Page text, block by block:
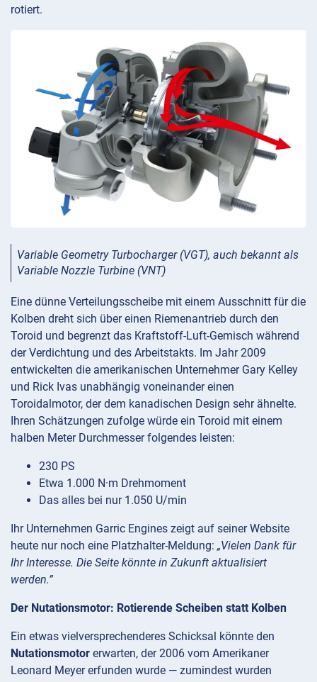
rotiert.
Variable Geometry Turbocharger (VGT), auch bekannt als
Variable Nozzle Turbine (VNT)
Eine dünne Verteilungsscheibe mit einem Ausschnitt für die
Kolben dreht sich über einen Riemenantrieb durch den
Toroid und begrenzt das Kraftstoff-Luft-Gemisch während
der Verdichtung und des Arbeitstakts. Im Jahr 2009
entwickelten die amerikanischen Unternehmer Gary Kelley
und Rick Ivas unabhängig voneinander einen
Toroidalmotor, der dem kanadischen Design sehr ähnelte.
Ihren Schätzungen zufolge würde ein Toroid mit einem
halben Meter Durchmesser folgendes leisten:
230 PS
Etwa 1.000 N·m Drehmoment
Das alles bei nur 1.050 U/min
Ihr Unternehmen Garric Engines zeigt auf seiner Website
heute nur noch eine Platzhalter-Meldung: „Vielen Dank für
Ihr Interesse. Die Seite könnte in Zukunft aktualisiert
werden.”
Der Nutationsmotor: Rotierende Scheiben statt Kolben
Ein etwas vielversprechenderes Schicksal könnte den
Nutationsmotor erwarten, der 2006 vom Amerikaner
Leonard Meyer erfunden wurde — zumindest wurden